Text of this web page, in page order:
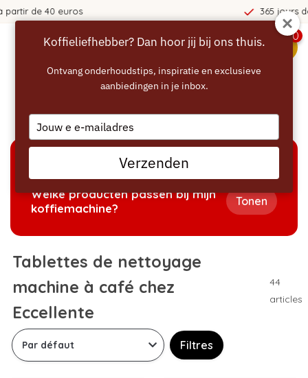
0
à café
AIDE À LA SÉLECTION
Welke producten passen bij mijn
koffiemachine?
Tonen
Tablettes de nettoyage
machine à café chez
Eccellente
44
articles
Filtres
Koffieliefhebber? Dan hoor jij bij ons thuis.
Ontvang onderhoudstips, inspiratie en exclusieve
aanbiedingen in je inbox.
Type
your
email
Verzenden